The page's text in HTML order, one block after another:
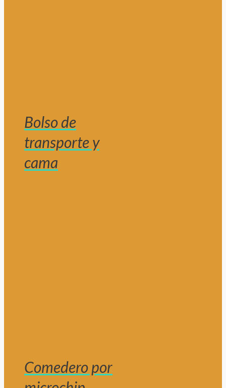
Bolso de
transporte y
cama
Comedero por